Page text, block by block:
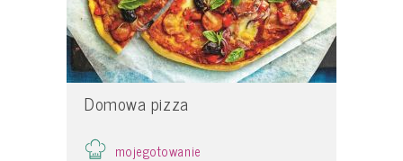
Domowa pizza
mojegotowanie